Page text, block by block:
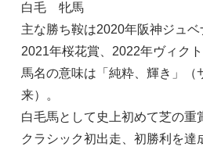
白毛 牝馬
主な勝ち鞍は2020年阪神ジュベ
2021年桜花賞、2022年ヴィクト
馬名の意味は「純粋、輝き」（
来）。
白毛馬として史上初めて芝の重
クラシック初出走、初勝利を達